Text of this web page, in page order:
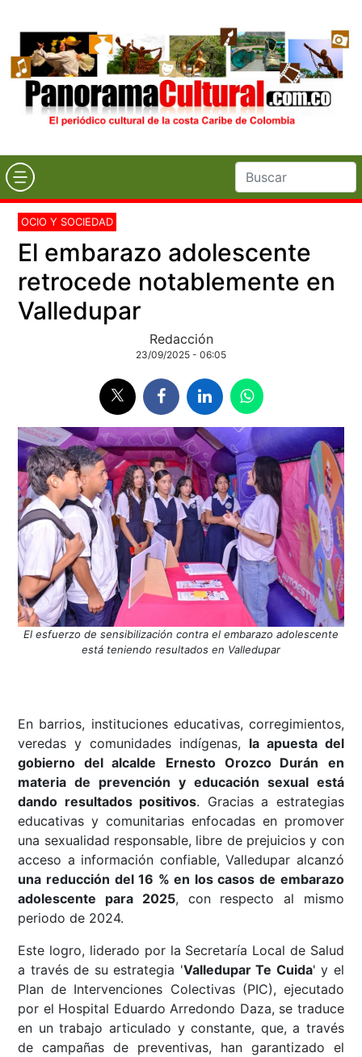
OCIO Y SOCIEDAD
El embarazo adolescente
retrocede notablemente en
Valledupar
Redacción
23/09/2025 - 06:05
El esfuerzo de sensibilización contra el embarazo adolescente
está teniendo resultados en Valledupar
En barrios, instituciones educativas, corregimientos,
veredas y comunidades indígenas, la apuesta del
gobierno del alcalde
Ernesto Orozco Durán
en
materia de prevención y educación sexual está
dando resultados positivos. Gracias a estrategias
educativas y comunitarias enfocadas en promover
una sexualidad responsable, libre de prejuicios y con
acceso a información confiable, Valledupar alcanzó
una reducción del 16 % en los casos de embarazo
adolescente para 2025, con respecto al mismo
periodo de 2024.
Este logro, liderado por la Secretaría Local de Salud
a través de su estrategia 'Valledupar Te Cuida' y el
Plan de Intervenciones Colectivas (PIC), ejecutado
por el Hospital Eduardo Arredondo Daza, se traduce
en un trabajo articulado y constante, que, a través
de campañas de preventivas, han garantizado el